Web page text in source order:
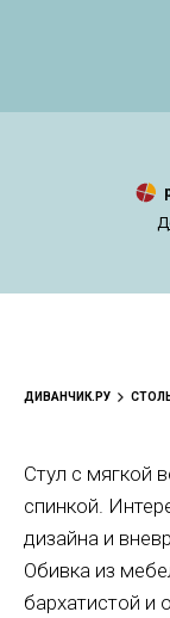
ДИВАНЧИК.РУ
Стул с мягкой
спинкой.
дизайна и
Обивка из
бархатистой и